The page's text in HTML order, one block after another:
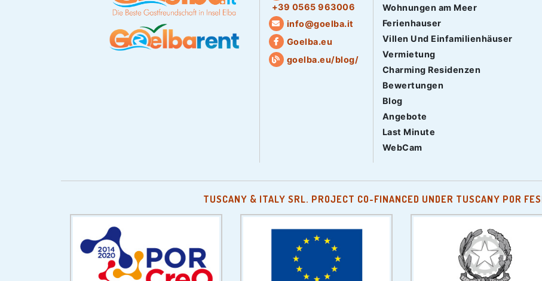
+39 0565 963006
info@goelba.it
Goelba.eu
goelba.eu/blog/
Wohnungen am Meer
Ferienhauser
Villen Und Einfamilienhäuser
Vermietung
Charming Residenzen
Bewertungen
Blog
Angebote
Last Minute
WebCam
TUSCANY & ITALY SRL. PROJECT CO-FINANCED UNDER TUSCANY POR